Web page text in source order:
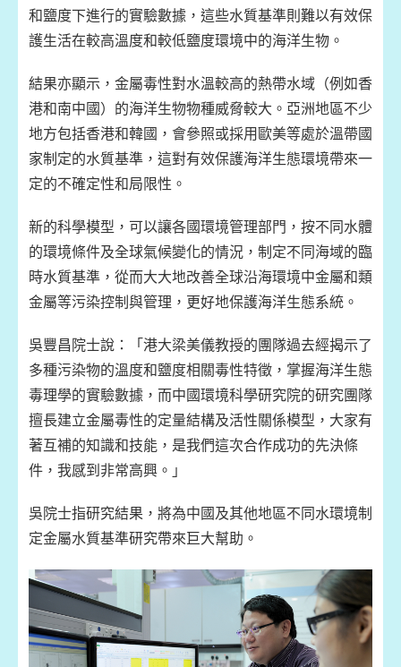
和鹽度下進行的實驗數據，這些水質基準則難以有效保
護生活在較高溫度和較低鹽度環境中的海洋生物。
結果亦顯示，金屬毒性對水溫較高的熱帶水域（例如香
港和南中國）的海洋生物物種威脅較大。亞洲地區不少
地方包括香港和韓國，會參照或採用歐美等處於溫帶國
家制定的水質基準，這對有效保護海洋生態環境帶來一
定的不確定性和局限性。
新的科學模型，可以讓各國環境管理部門，按不同水體
的環境條件及全球氣候變化的情況，制定不同海域的臨
時水質基準，從而大大地改善全球沿海環境中金屬和類
金屬等污染控制與管理，更好地保護海洋生態系統。
吳豐昌院士說：「港大梁美儀教授的團隊過去經揭示了
多種污染物的溫度和鹽度相關毒性特徵，掌握海洋生態
毒理學的實驗數據，而中國環境科學研究院的研究團隊
擅長建立金屬毒性的定量結構及活性關係模型，大家有
著互補的知識和技能，是我們這次合作成功的先決條
件，我感到非常高興。」
吳院士指研究結果，將為中國及其他地區不同水環境制
定金屬水質基準研究帶來巨大幫助。